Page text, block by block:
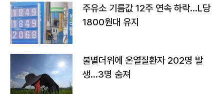
주유소 기름값 12주 연속 하락…L당
1800원대 유지
불볕더위에 온열질환자 202명 발
생…3명 숨져